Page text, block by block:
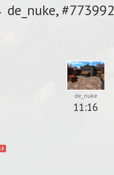
#773992
-5
de_nuke
11:16